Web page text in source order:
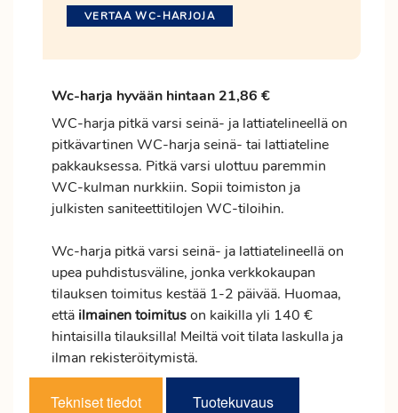
VERTAA WC-HARJOJA
Wc-harja hyvään hintaan 21,86 €
WC-harja pitkä varsi seinä- ja lattiatelineellä on
pitkävartinen WC-harja seinä- tai lattiateline
pakkauksessa. Pitkä varsi ulottuu paremmin
WC-kulman nurkkiin. Sopii toimiston ja
julkisten saniteettitilojen WC-tiloihin.
Wc-harja pitkä varsi seinä- ja lattiatelineellä on
upea puhdistusväline, jonka verkkokaupan
tilauksen toimitus kestää 1-2 päivää. Huomaa,
että ilmainentoimituson kaikilla yli 140 €
hintaisilla tilauksilla! Meiltä voit tilata laskulla ja
ilman rekisteröitymistä.
Tekniset tiedot Tuotekuvaus